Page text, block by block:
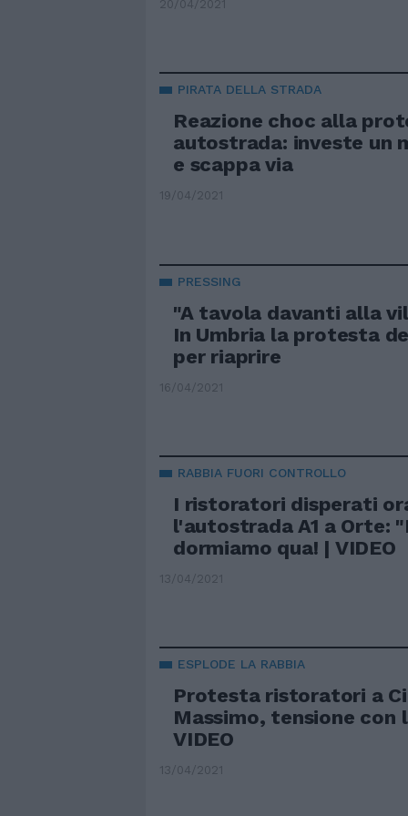
20/04/2021
PIRATA DELLA STRADA
Reazione choc alla
autostrada: investe un
e scappa via
19/04/2021
PRESSING
"A tavola davanti alla
In Umbria la protesta
per riaprire
16/04/2021
RABBIA FUORI CONTROLLO
I ristoratori disperati
l'autostrada A1 a Orte:
dormiamo qua! | VIDEO
13/04/2021
ESPLODE LA RABBIA
Protesta ristoratori a
Massimo, tensione con
VIDEO
13/04/2021